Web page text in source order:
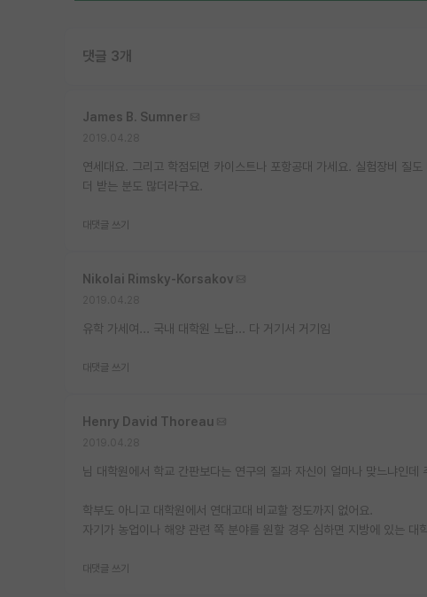
댓글 3개
James B. Sumner
연세대요. 그리고 학점되면 카이스트나 포항공대 가세요. 실험장비 질
더 받는 분도 많더라구요.
대댓글 쓰기
Nikolai Rimsky-Korsakov
유학 가세여... 국내 대학원 노답... 다 거기서 거기임
대댓글 쓰기
Henry David Thoreau
님 대학원에서 학교 간판보다는 연구의 질과 자신이 얼마나 맞느냐인데
학부도 아니고 대학원에서 연대고대 비교할 정도까지 없어요.
자기가 농업이나 해양 관련 쪽 분야를 원할 경우 심하면 지방에 있는
대댓글 쓰기